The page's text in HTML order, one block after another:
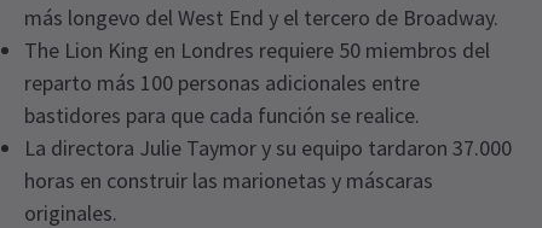
más longevo del West End y el tercero de Broadway.
The Lion King en Londres requiere 50 miembros del
reparto más 100 personas adicionales entre
bastidores para que cada función se realice.
La directora Julie Taymor y su equipo tardaron 37.000
horas en construir las marionetas y máscaras
originales.